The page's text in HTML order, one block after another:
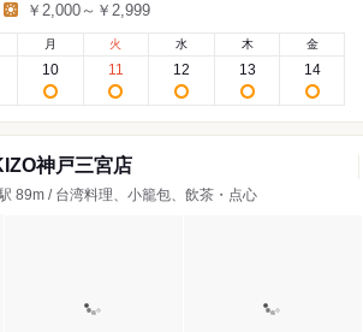
￥2,000～￥2,999
月
10
火
11
水
12
木
13
金
14
神戸三宮店
89m / 台湾料理、小籠包、飲茶・点心